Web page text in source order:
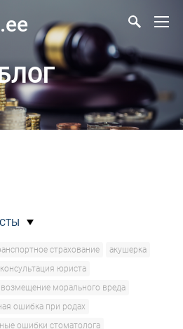
страхование
акушерка
юриста
возмещение морального вреда
ошибка при родах
ошибки стоматолога